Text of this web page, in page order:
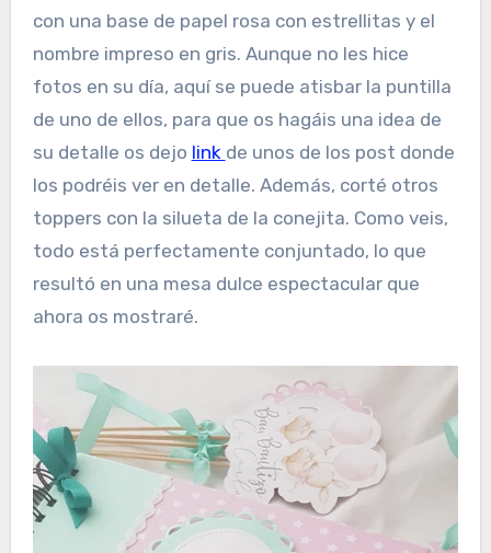
con una base de papel rosa con estrellitas y el
nombre impreso en gris. Aunque no les hice
fotos en su día, aquí se puede atisbar la puntilla
de uno de ellos, para que os hagáis una idea de
su detalle os dejo link de unos de los post donde
los podréis ver en detalle. Además, corté otros
toppers con la silueta de la conejita. Como veis,
todo está perfectamente conjuntado, lo que
resultó en una mesa dulce espectacular que
ahora os mostraré.